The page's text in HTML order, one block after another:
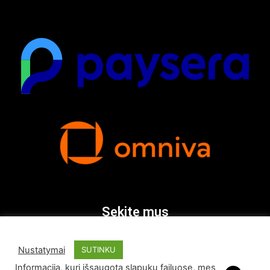
Sekite mus
Nustatymai SUTINKU
Informaciją, kuri išsaugota slapukų failuose, mes